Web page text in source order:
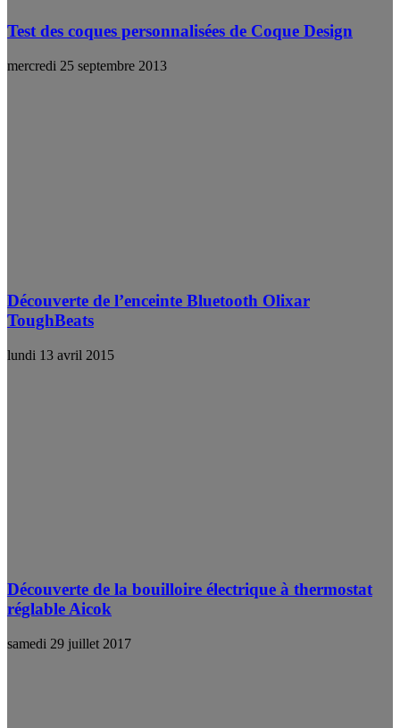
Test des coques personnalisées de Coque Design
mercredi 25 septembre 2013
Découverte de l’enceinte Bluetooth Olixar
ToughBeats
lundi 13 avril 2015
Découverte de la bouilloire électrique à thermostat
réglable Aicok
samedi 29 juillet 2017